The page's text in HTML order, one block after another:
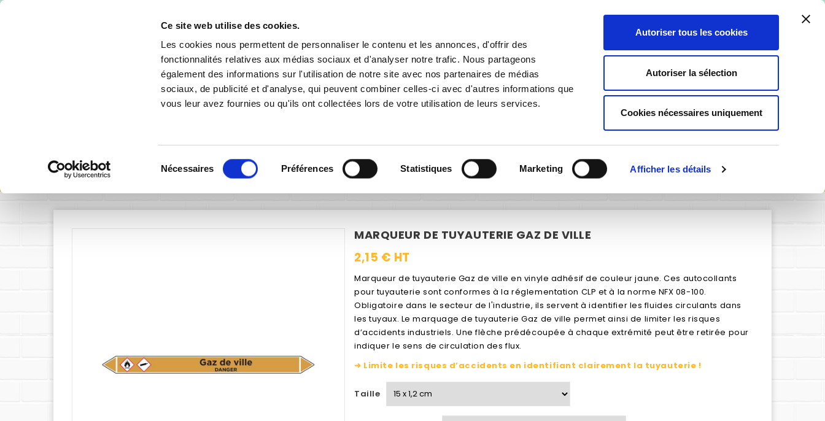
Ce site web utilise des cookies.
Les cookies nous permettent de personnaliser le contenu et les annonces, d'offrir des
fonctionnalités relatives aux médias sociaux et d'analyser notre trafic. Nous partageons
également des informations sur l'utilisation de notre site avec nos partenaires de médias
sociaux, de publicité et d'analyse, qui peuvent combiner celles-ci avec d'autres informations que
vous leur avez fournies ou qu'ils ont collectées lors de votre utilisation de leurs services.
Nécessaires Préférences Statistiques Marketing Afficher les détails
Autoriser tous les cookies
Autoriser la sélection
Cookies nécessaires uniquement
-10% de remise
SIGNALÉTIQUE PERSONNALISABLE
Accueil Signalétique intérieure Sécurité Industrie Marqueur de tuyauterie Gaz de ville
MARQUEUR DE TUYAUTERIE GAZ DE VILLE
2,15 € HT
Marqueur de tuyauterie Gaz de ville en vinyle adhésif de couleur jaune. Ces autocollants
pour tuyauterie sont conformes à la réglementation CLP et à la norme NFX 08-100.
Obligatoire dans le secteur de l'industrie, ils servent à identifier les fluides circulants dans
les tuyaux. Le marquage de tuyauterie Gaz de ville permet ainsi de limiter les risques
d’accidents industriels. Une flèche prédécoupée à chaque extrémité peut être retirée pour
indiquer le sens de circulation des flux.
➜ Limite les risques d’accidents en identifiant clairement la tuyauterie !
Taille